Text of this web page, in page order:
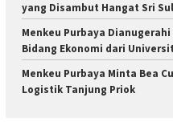
yang Disambut Hangat Sri
Menkeu Purbaya
Bidang Ekonomi dari
Menkeu Purbaya Minta Bea
Logistik Tanjung Priok